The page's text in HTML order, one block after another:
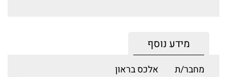
מידע נוסף
מחבר/ת
אלכס בראון